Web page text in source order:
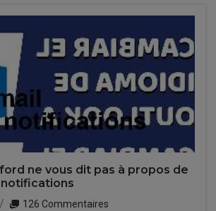
ne vous dit pas à propos de
126 Commentaires